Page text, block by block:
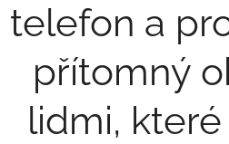
telefon a
přítomný
lidmi,